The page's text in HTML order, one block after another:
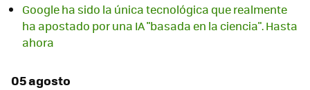
Google ha sido la única tecnológica que realmente
ha apostado por una IA "basada en la ciencia". Hasta
ahora
05 agosto